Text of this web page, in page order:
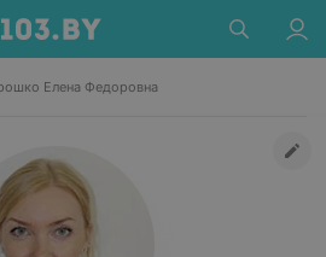
Елена Федоровна